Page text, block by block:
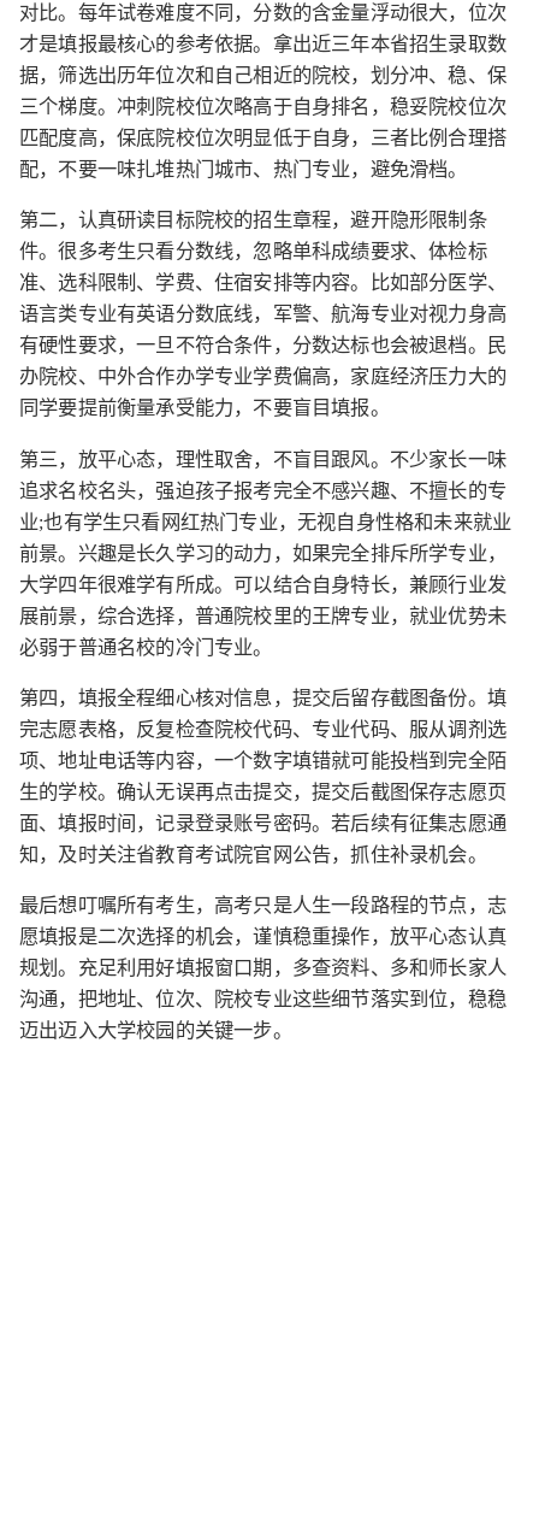
对比。每年试卷难度不同，分数的含金量浮动很大，位次
才是填报最核心的参考依据。拿出近三年本省招生录取数
据，筛选出历年位次和自己相近的院校，划分冲、稳、保
三个梯度。冲刺院校位次略高于自身排名，稳妥院校位次
匹配度高，保底院校位次明显低于自身，三者比例合理搭
配，不要一味扎堆热门城市、热门专业，避免滑档。
第二，认真研读目标院校的招生章程，避开隐形限制条
件。很多考生只看分数线，忽略单科成绩要求、体检标
准、选科限制、学费、住宿安排等内容。比如部分医学、
语言类专业有英语分数底线，军警、航海专业对视力身高
有硬性要求，一旦不符合条件，分数达标也会被退档。民
办院校、中外合作办学专业学费偏高，家庭经济压力大的
同学要提前衡量承受能力，不要盲目填报。
第三，放平心态，理性取舍，不盲目跟风。不少家长一味
追求名校名头，强迫孩子报考完全不感兴趣、不擅长的专
业;也有学生只看网红热门专业，无视自身性格和未来就业
前景。兴趣是长久学习的动力，如果完全排斥所学专业，
大学四年很难学有所成。可以结合自身特长，兼顾行业发
展前景，综合选择，普通院校里的王牌专业，就业优势未
必弱于普通名校的冷门专业。
第四，填报全程细心核对信息，提交后留存截图备份。填
完志愿表格，反复检查院校代码、专业代码、服从调剂选
项、地址电话等内容，一个数字填错就可能投档到完全陌
生的学校。确认无误再点击提交，提交后截图保存志愿页
面、填报时间，记录登录账号密码。若后续有征集志愿通
知，及时关注省教育考试院官网公告，抓住补录机会。
最后想叮嘱所有考生，高考只是人生一段路程的节点，志
愿填报是二次选择的机会，谨慎稳重操作，放平心态认真
规划。充足利用好填报窗口期，多查资料、多和师长家人
沟通，把地址、位次、院校专业这些细节落实到位，稳稳
迈出迈入大学校园的关键一步。